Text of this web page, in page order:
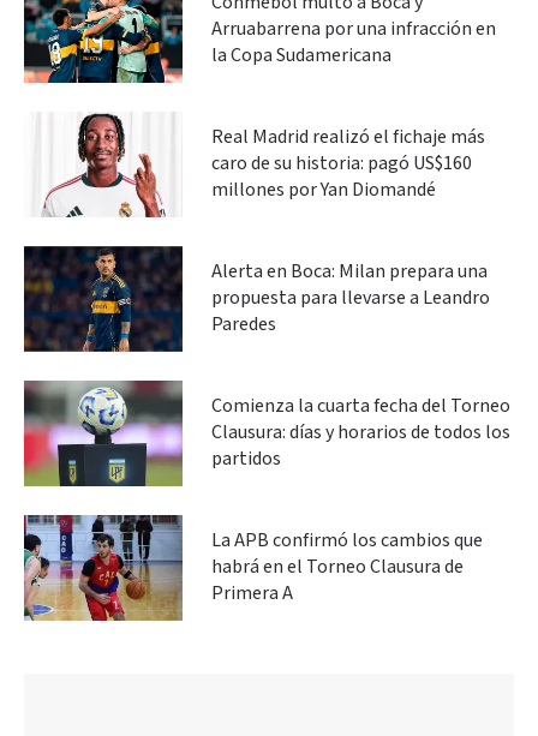
Arruabarrena por una infracción en
la Copa Sudamericana
Real Madrid realizó el fichaje más
caro de su historia: pagó US$160
millones por Yan Diomandé
Alerta en Boca: Milan prepara una
propuesta para llevarse a Leandro
Paredes
Comienza la cuarta fecha del Torneo
Clausura: días y horarios de todos los
partidos
La APB confirmó los cambios que
habrá en el Torneo Clausura de
Primera A